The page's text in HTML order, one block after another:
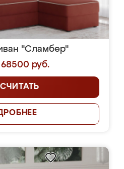
"Сламбер"
руб.